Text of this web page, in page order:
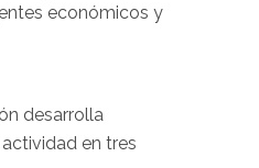
económicos y
desarrolla
en tres